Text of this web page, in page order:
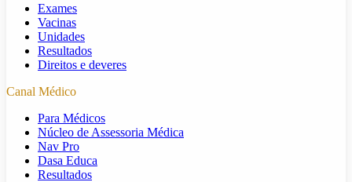
Exames
Vacinas
Unidades
Resultados
Direitos e deveres
Canal Médico
Para Médicos
Núcleo de Assessoria Médica
Nav Pro
Dasa Educa
Resultados